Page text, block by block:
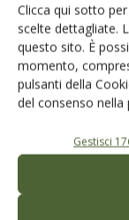
Clicca qui sotto
scelte dettagliate.
questo sito. È
momento,
pulsanti della
del consenso
Gestisci
20157 Milano | Codice
imprese di Milano:
Registrazione